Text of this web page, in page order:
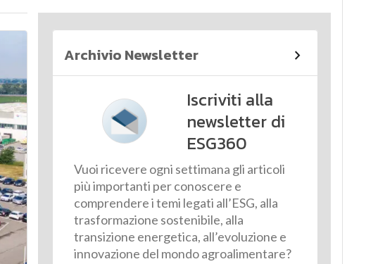
Archivio Newsletter
Iscriviti alla
newsletter di
ESG360
Vuoi ricevere ogni settimana gli articoli
più importanti per conoscere e
comprendere i temi legati all’ESG, alla
trasformazione sostenibile, alla
transizione energetica, all’evoluzione e
innovazione del mondo agroalimentare?